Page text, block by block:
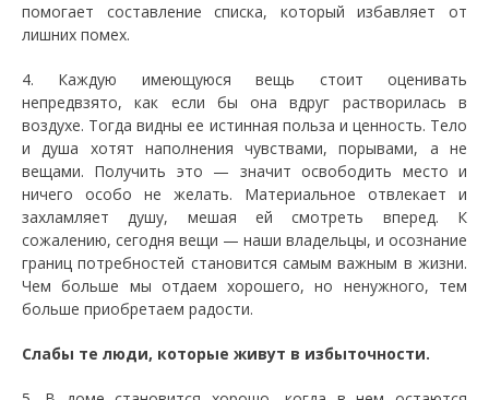
помогает составление списка, который избавляет от
лишних помех.
4. Каждую имеющуюся вещь стоит оценивать
непредвзято, как если бы она вдруг растворилась в
воздухе. Тогда видны ее истинная польза и ценность. Тело
и душа хотят наполнения чувствами, порывами, а не
вещами. Получить это — значит освободить место и
ничего особо не желать. Материальное отвлекает и
захламляет душу, мешая ей смотреть вперед. К
сожалению, сегодня вещи — наши владельцы, и осознание
границ потребностей становится самым важным в жизни.
Чем больше мы отдаем хорошего, но ненужного, тем
больше приобретаем радости.
Слабы те люди, которые живут в избыточности.